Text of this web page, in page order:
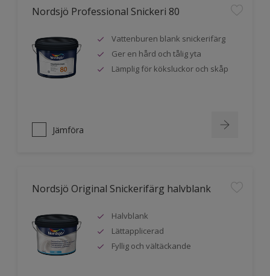
Nordsjö Professional Snickeri 80
Vattenburen blank snickerifärg
Ger en hård och tålig yta
Lämplig för köksluckor och skåp
Jämföra
Nordsjö Original Snickerifärg halvblank
Halvblank
Lättapplicerad
Fyllig och vältäckande